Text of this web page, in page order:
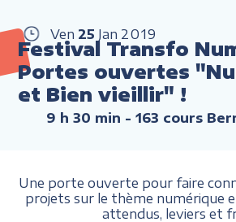
Ven 25 Jan 2019
Festival Transfo
Portes ouvertes
et Bien vieillir" !
9 h 30 min - 163 cours
Une porte ouverte pour faire
projets sur le thème numérique
attendus, leviers et